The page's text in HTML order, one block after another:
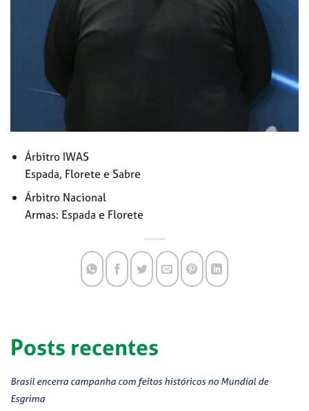
Árbitro IWAS
Espada, Florete e Sabre
Árbitro Nacional
Armas: Espada e Florete
Posts recentes
Brasil encerra campanha com feitos históricos no Mundial de
Esgrima